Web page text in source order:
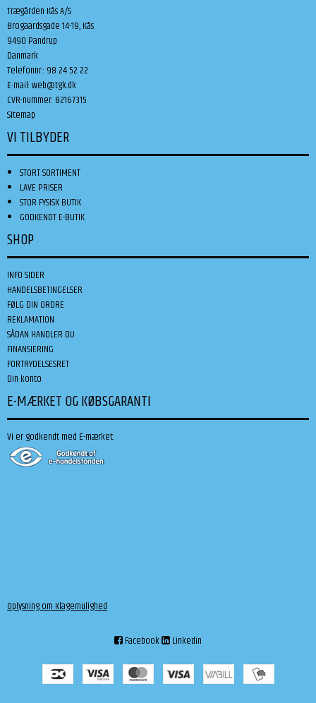
Trægården Kås A/S
Brogaardsgade 14-19, Kås
9490 Pandrup
Danmark
Telefonnr.: 98 24 52 22
E-mail:web@tgk.dk
CVR-nummer: 82167315
Sitemap
VI TILBYDER
STORT SORTIMENT
LAVE PRISER
STOR FYSISK BUTIK
GODKENDT E-BUTIK
SHOP
INFO SIDER
HANDELSBETINGELSER
FØLG DIN ORDRE
REKLAMATION
SÅDAN HANDLER DU
FINANSIERING
FORTRYDELSESRET
Din konto
E-MÆRKET OG KØBSGARANTI
Vi er godkendt med E-mærket:
Oplysning om Klagemulighed
Facebook Linkedin